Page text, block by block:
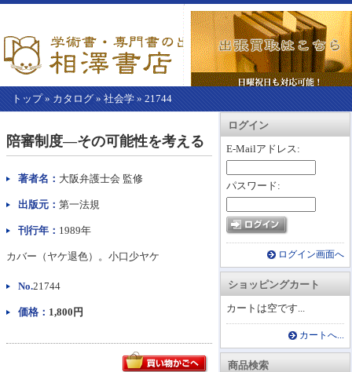
トップ» カタログ » 社会学 » 21744
カートを見る
ログイン
E-Mailアドレス:
パスワード:
ログイン画面へ
ショッピングカート
カートは空です...
カートへ...
商品検索
こ
か
本
陪審制度―その可能性を考える
著者名： 大阪弁護士会 監修
出版元： 第一法規
刊行年： 1989年
カバー（ヤケ退色）。小口少ヤケ
No.21744
価格： 1,800円